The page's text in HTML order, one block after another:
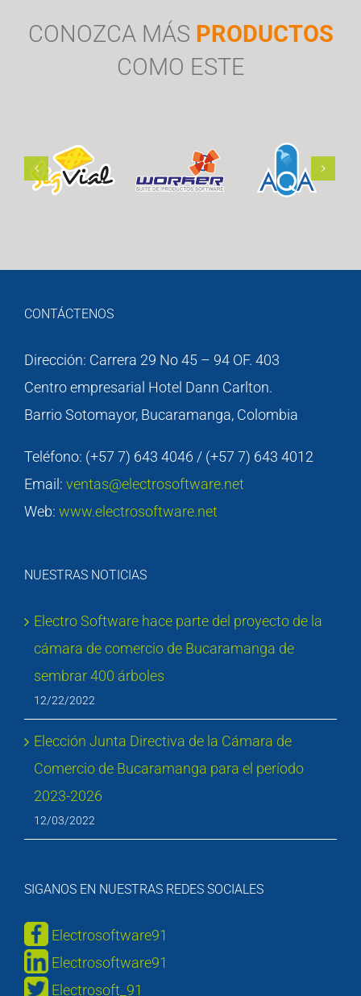
CONOZCA MÁS PRODUCTOS
COMO ESTE
CONTÁCTENOS
Dirección: Carrera 29 No 45 – 94 OF. 403
Centro empresarial Hotel Dann Carlton.
Barrio Sotomayor, Bucaramanga, Colombia
Teléfono: (+57 7) 643 4046 / (+57 7) 643 4012
Email: ventas@electrosoftware.net
Web: www.electrosoftware.net
NUESTRAS NOTICIAS
Electro Software hace parte del proyecto de la
cámara de comercio de Bucaramanga de
sembrar 400 árboles
12/22/2022
Elección Junta Directiva de la Cámara de
Comercio de Bucaramanga para el período
2023-2026
12/03/2022
SIGANOS EN NUESTRAS REDES SOCIALES
Electrosoftware91
Electrosoftware91
Electrosoft_91